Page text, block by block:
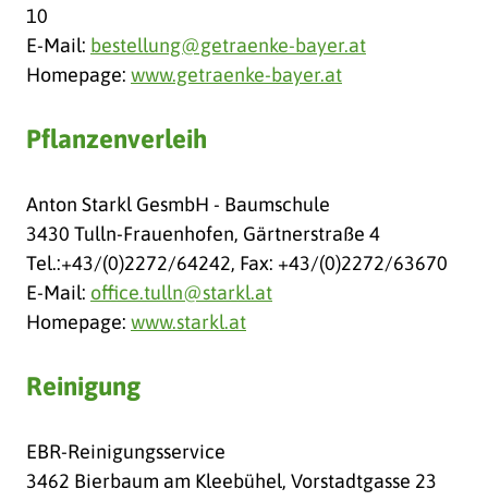
10
E-Mail: bestellung@getraenke-bayer.at
Homepage: www.getraenke-bayer.at
Pflanzenverleih
Anton Starkl GesmbH - Baumschule
3430 Tulln-Frauenhofen, Gärtnerstraße 4
Tel.:+43/(0)2272/64242, Fax: +43/(0)2272/63670
E-Mail: office.tulln@starkl.at
Homepage: www.starkl.at
Reinigung
EBR-Reinigungsservice
3462 Bierbaum am Kleebühel, Vorstadtgasse 23